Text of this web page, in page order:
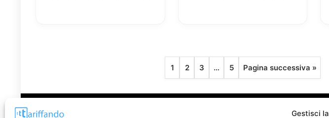
Gestisci
1 2 3 … 5 Pagina successiva »